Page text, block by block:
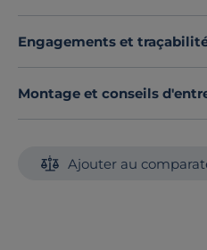
Engagements et
Montage et conseils
Ajouter au